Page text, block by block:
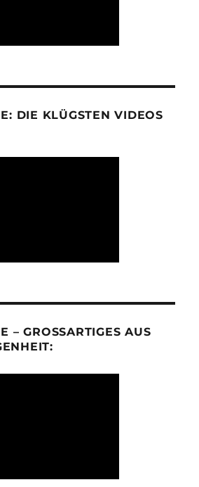
DIE KLÜGSTEN VIDEOS
– GROSSARTIGES AUS D